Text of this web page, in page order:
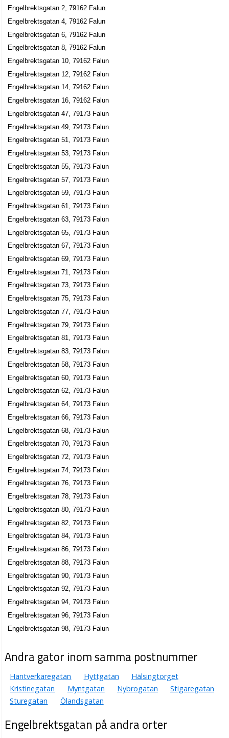
Else-Gun Olsson
023-23846
Engelbrektsgatan 16 C, 79162 Falun
Jetzy
Jan-Erik Holmberg
023-10032
Engelbrektsgatan 2 F, 79162 Falun
Aktiv Hobby AB
Jan-Erik Holmberg
023-17192
Engelbrektsgatan 2 F, 79162 Falun
Julove Holding AB
Olof Lars Gunnar Rönnbäck
Engelbrektsgatan 2 G, 79162 Falun
Mats Jonsson
023-26890
Engelbrektsgatan 3, 79162 Falun
Leark AB
Leif Karl Otto Engdahl
Engelbrektsgatan 34, 79160 Falun
Milton's Farm AB
Karl-Erik Zachris Emanuel Westling
070-2149094
Engelbrektsgatan 34, 79160 Falun
Mondo arkitekter AB
Kjell Arne Wahlström
Engelbrektsgatan 34, 79160 Falun
Mondo arkitekter Dalarna AB
Kristinn Björgvinsson
023-705300
Engelbrektsgatan 34, 79160 Falun
Mondo arkitekter Falun AB
Kristinn Björgvinsson
023-705300
Engelbrektsgatan 34, 79160 Falun
Karl Erik Eriksson
023-24554
Kerstin Hyckenberg
023-27528
Engelbrektsgatan 39 Lgh 1203, 79160 Falun
BRF Elsborgs Slott
Engelbrektsgatan 4, 79162 Falun
Ann-Kristin Sjons Nilsson
Engelbrektsgatan 4 Lgh 1104, 79162 Falun
Ulf Janis
Engelbrektsgatan 4 Lgh 1204, 79162 Falun
Yvonne Jannes
023-22613
Indon
Engelbrektsgatan 2, 79162 Falun
Engelbrektsgatan 4, 79162 Falun
Engelbrektsgatan 6, 79162 Falun
Engelbrektsgatan 8, 79162 Falun
Engelbrektsgatan 10, 79162 Falun
Engelbrektsgatan 12, 79162 Falun
Engelbrektsgatan 14, 79162 Falun
Engelbrektsgatan 16, 79162 Falun
Engelbrektsgatan 47, 79173 Falun
Engelbrektsgatan 49, 79173 Falun
Engelbrektsgatan 51, 79173 Falun
Engelbrektsgatan 53, 79173 Falun
Engelbrektsgatan 55, 79173 Falun
Engelbrektsgatan 57, 79173 Falun
Engelbrektsgatan 59, 79173 Falun
Engelbrektsgatan 61, 79173 Falun
Engelbrektsgatan 63, 79173 Falun
Engelbrektsgatan 65, 79173 Falun
Engelbrektsgatan 67, 79173 Falun
Engelbrektsgatan 69, 79173 Falun
Engelbrektsgatan 71, 79173 Falun
Engelbrektsgatan 73, 79173 Falun
Engelbrektsgatan 75, 79173 Falun
Engelbrektsgatan 77, 79173 Falun
Engelbrektsgatan 79, 79173 Falun
Engelbrektsgatan 81, 79173 Falun
Engelbrektsgatan 83, 79173 Falun
Engelbrektsgatan 58, 79173 Falun
Engelbrektsgatan 60, 79173 Falun
Engelbrektsgatan 62, 79173 Falun
Engelbrektsgatan 64, 79173 Falun
Engelbrektsgatan 66, 79173 Falun
Engelbrektsgatan 68, 79173 Falun
Engelbrektsgatan 70, 79173 Falun
Engelbrektsgatan 72, 79173 Falun
Engelbrektsgatan 74, 79173 Falun
Engelbrektsgatan 76, 79173 Falun
Engelbrektsgatan 78, 79173 Falun
Engelbrektsgatan 80, 79173 Falun
Engelbrektsgatan 82, 79173 Falun
Engelbrektsgatan 84, 79173 Falun
Engelbrektsgatan 86, 79173 Falun
Engelbrektsgatan 88, 79173 Falun
Engelbrektsgatan 90, 79173 Falun
Engelbrektsgatan 92, 79173 Falun
Engelbrektsgatan 94, 79173 Falun
Engelbrektsgatan 96, 79173 Falun
Engelbrektsgatan 98, 79173 Falun
Andra gator inom samma postnummer
Hantverkaregatan Hyttgatan
Hälsingtorget
Kristinegatan
Myntgatan Nybrogatan
Stigaregatan
Sturegatan
Ölandsgatan
Engelbrektsgatan på andra orter